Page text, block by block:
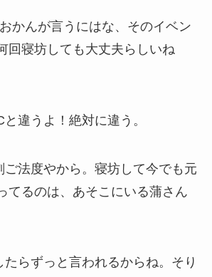
んが言うにはな、そのイベン
回寝坊しても大丈夫らしいね
違うよ！絶対に違う。
ご法度やから。寝坊して今でも元
てるのは、あそこにいる蒲さん
らずっと言われるからね。そり